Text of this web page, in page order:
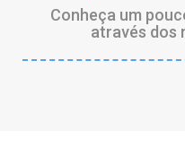
Conheça um
através dos